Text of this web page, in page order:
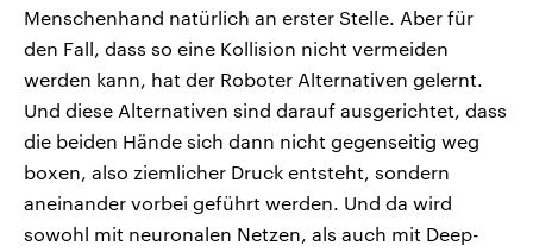
Menschenhand natürlich an erster Stelle. Aber für
den Fall, dass so eine Kollision nicht vermeiden
werden kann, hat der Roboter Alternativen gelernt.
Und diese Alternativen sind darauf ausgerichtet, dass
die beiden Hände sich dann nicht gegenseitig weg
boxen, also ziemlicher Druck entsteht, sondern
aneinander vorbei geführt werden. Und da wird
sowohl mit neuronalen Netzen, als auch mit Deep-